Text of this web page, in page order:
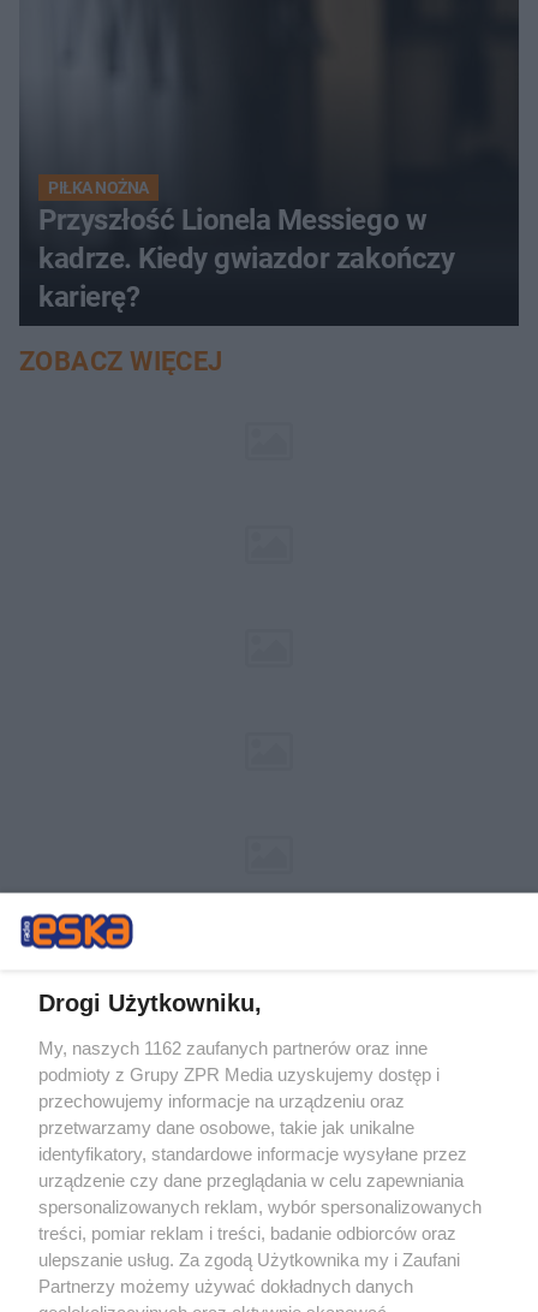
PIŁKA NOŻNA
Przyszłość Lionela Messiego w
kadrze. Kiedy gwiazdor zakończy
karierę?
ZOBACZ WIĘCEJ
Żaden utwór zamieszczony w serwisie nie może być powielany i
rozpowszechniany lub dalej rozpowszechniany w jakikolwiek sposób (w
tym także elektroniczny lub mechaniczny) na jakimkolwiek polu
eksploatacji w jakiejkolwiek formie, włącznie z umieszczaniem w
Internecie bez pisemnej zgody właściciela praw. Jakiekolwiek użycie lub
wykorzystanie utworów w całości lub w części z naruszeniem prawa,
tzn. bez właściwej zgody, jest zabronione pod groźbą kary i może być
ścigane prawnie.
Drogi Użytkowniku,
My, naszych 1162 zaufanych partnerów oraz inne
podmioty z Grupy ZPR Media uzyskujemy dostęp i
przechowujemy informacje na urządzeniu oraz
przetwarzamy dane osobowe, takie jak unikalne
identyfikatory, standardowe informacje wysyłane przez
urządzenie czy dane przeglądania w celu zapewniania
spersonalizowanych reklam, wybór spersonalizowanych
treści, pomiar reklam i treści, badanie odbiorców oraz
ulepszanie usług. Za zgodą Użytkownika my i Zaufani
Partnerzy możemy używać dokładnych danych